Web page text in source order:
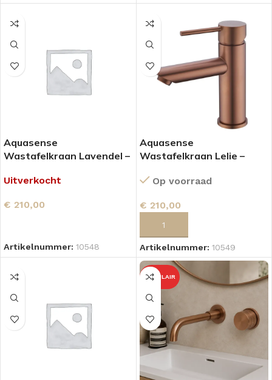
Aquasense
Wastafelkraan Lavendel –
Uitverkocht
€ 210,00
Artikelnummer: 10548
Aquasense
Wastafelkraan Lelie –
Op voorraad
€ 210,00
Artikelnummer: 10549
POPULAIR